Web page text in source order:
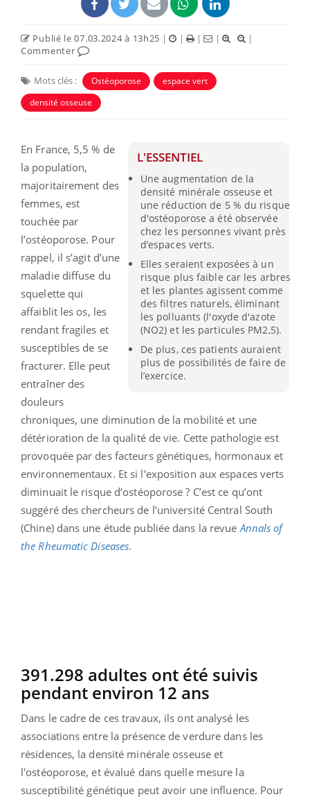
Publié le 07.03.2024 à 13h25 | | | |
|
Commenter
Mots clés : Ostéoporose
espace vert
densité osseuse
L'ESSENTIEL
Une augmentation de la
densité minérale osseuse et
une réduction de 5 % du risque
d'ostéoporose a été observée
chez les personnes vivant près
d’espaces verts.
Elles seraient exposées à un
risque plus faible car les arbres
et les plantes agissent comme
des filtres naturels, éliminant
les polluants (l'oxyde d'azote
(NO2) et les particules PM2,5).
De plus, ces patients auraient
plus de possibilités de faire de
l’exercice.
En France, 5,5 % de
la population,
majoritairement des
femmes, est
touchée par
l’ostéoporose. Pour
rappel, il s’agit d’une
maladie diffuse du
squelette qui
affaiblit les os, les
rendant fragiles et
susceptibles de se
fracturer. Elle peut
entraîner des
douleurs
chroniques, une diminution de la mobilité et une
détérioration de la qualité de vie. Cette pathologie est
provoquée par des facteurs génétiques, hormonaux et
environnementaux. Et si l'exposition aux espaces verts
diminuait le risque d’ostéoporose ? C’est ce qu’ont
suggéré des chercheurs de l’université Central South
(Chine) dans une étude publiée dans la revue Annals of
the Rheumatic Diseases.
391.298 adultes ont été suivis
pendant environ 12 ans
Dans le cadre de ces travaux, ils ont analysé les
associations entre la présence de verdure dans les
résidences, la densité minérale osseuse et
l'ostéoporose, et évalué dans quelle mesure la
susceptibilité génétique peut avoir une influence. Pour